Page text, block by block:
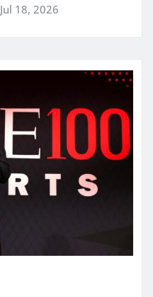
Jul 18, 2026